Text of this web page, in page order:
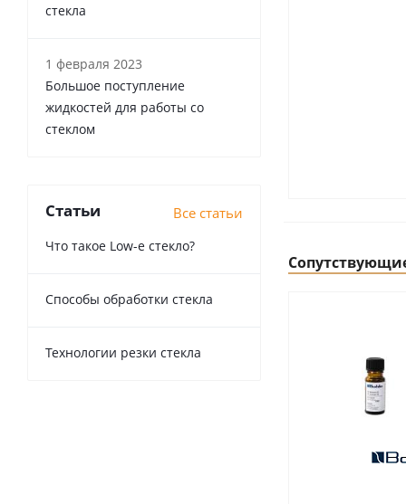
стекла
1 февраля 2023
Большое поступление
жидкостей для работы со
стеклом
Статьи Все статьи
Что такое Low-e стекло?
Способы обработки стекла
Технологии резки стекла